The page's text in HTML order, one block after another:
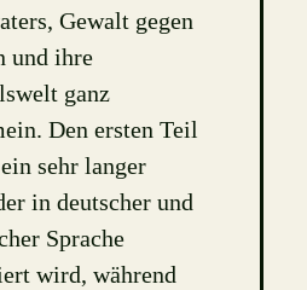
Gewalt gegen
und ihre
ganz
Den ersten Teil
sehr langer
in deutscher und
Sprache
wird, während